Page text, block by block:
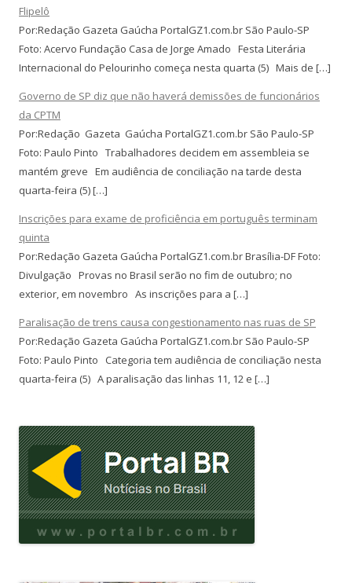
Flipelô
Por:Redação Gazeta Gaúcha PortalGZ1.com.br São Paulo-SP
Foto: Acervo Fundação Casa de Jorge Amado Festa Literária
Internacional do Pelourinho começa nesta quarta (5) Mais de […]
Governo de SP diz que não haverá demissões de funcionários
da CPTM
Por:Redação Gazeta Gaúcha PortalGZ1.com.br São Paulo-SP
Foto: Paulo Pinto Trabalhadores decidem em assembleia se
mantém greve Em audiência de conciliação na tarde desta
quarta-feira (5) […]
Inscrições para exame de proficiência em português terminam
quinta
Por:Redação Gazeta Gaúcha PortalGZ1.com.br Brasília-DF Foto:
Divulgação Provas no Brasil serão no fim de outubro; no
exterior, em novembro As inscrições para a […]
Paralisação de trens causa congestionamento nas ruas de SP
Por:Redação Gazeta Gaúcha PortalGZ1.com.br São Paulo-SP
Foto: Paulo Pinto Categoria tem audiência de conciliação nesta
quarta-feira (5) A paralisação das linhas 11, 12 e […]